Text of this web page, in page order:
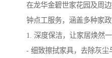
在龙华金碧世家花园及周
钟点工服务，涵盖多种家政
1. 深度保洁，让家居焕然
- 细致擦拭家具，去除灰尘